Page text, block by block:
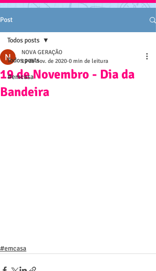
Post
Todos posts
#emcasa
Todos posts
19 de Novembro - Dia da
Bandeira
NOVA GERAÇÃO
19 de nov. de 2020 0 min de leitura
#emcasa